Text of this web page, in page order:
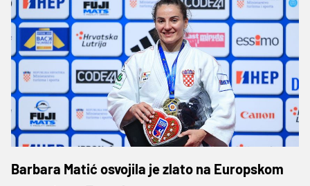
Barbara Matić osvojila je zlato na Europskom